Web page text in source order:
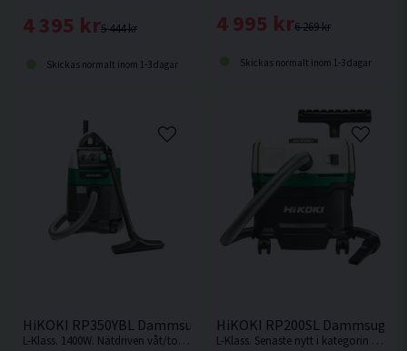
5 444 kr
4 395 kr
Skickas normalt inom 1-3 dagar
6 269 kr
4 995 kr
Skickas normalt inom 1-3 dagar
HiKOKI RP350YBL Dammsugare Våt/torr (1400W)
L-Klass. 1400W. Nätdriven våt/torr dammsugare på 35L från HiKOKI.
HiKOKI RP200SL
L-Klass. Senaste nytt i kategorin dammsugare från HiKOKI. Otroligt smidig dammsugare på 20L som endast väger 9,4kg.